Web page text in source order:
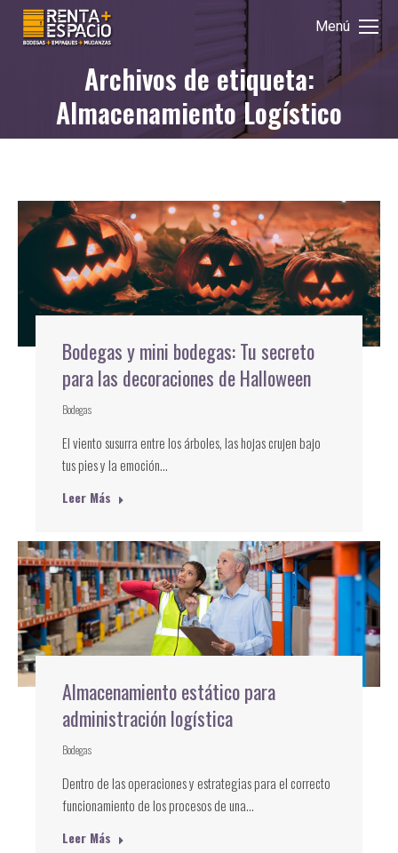
Menú
Archivos de etiqueta:
Almacenamiento Logístico
Estás aquí:
Bodegas y mini bodegas: Tu secreto
para las decoraciones de Halloween
Bodegas
El viento susurra entre los árboles, las hojas crujen bajo
tus pies y la emoción…
Leer Más
Almacenamiento estático para
administración logística
Bodegas
Dentro de las operaciones y estrategias para el correcto
funcionamiento de los procesos de una…
Leer Más